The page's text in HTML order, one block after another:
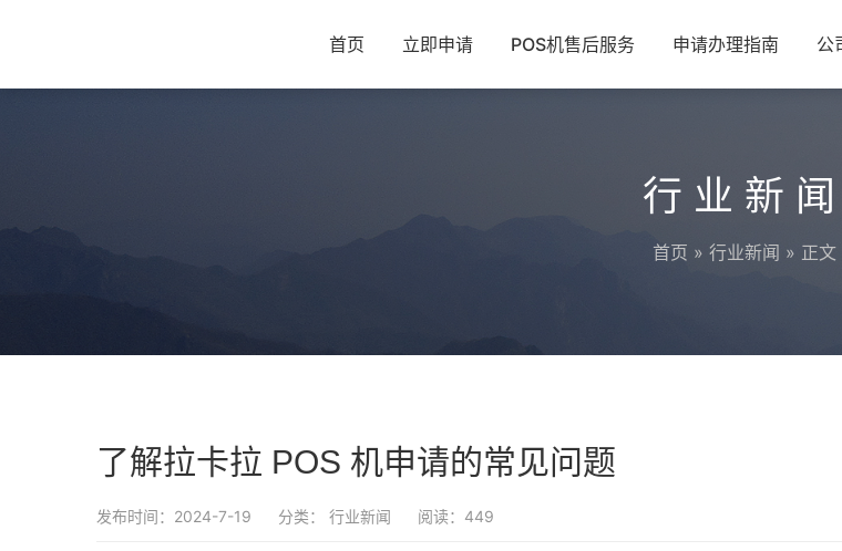
首页 立即申请 POS机售后服务 申请办理指南 公
行业新闻
首页 » 行业新闻 » 正文
了解拉卡拉 POS 机申请的常见问题
发布时间：2024-7-19 分类： 行业新闻 阅读：449